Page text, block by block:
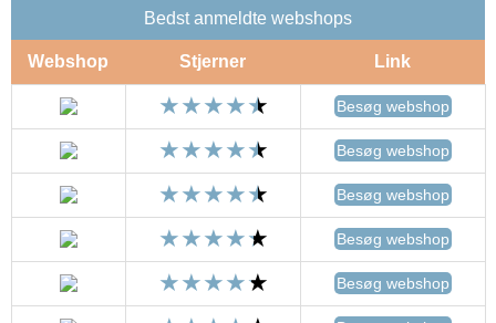
Bedst anmeldte webshops
Webshop Stjerner Link
Besøg webshop
Besøg webshop
Besøg webshop
Besøg webshop
Besøg webshop